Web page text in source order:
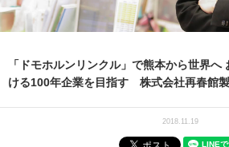
「ドモホルンリンクル」で熊本から世界
ける100年企業を目指す 株式会社再春館
2018.11.19